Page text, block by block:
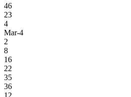
46
23
4
Mar-4
2
8
16
22
35
36
12